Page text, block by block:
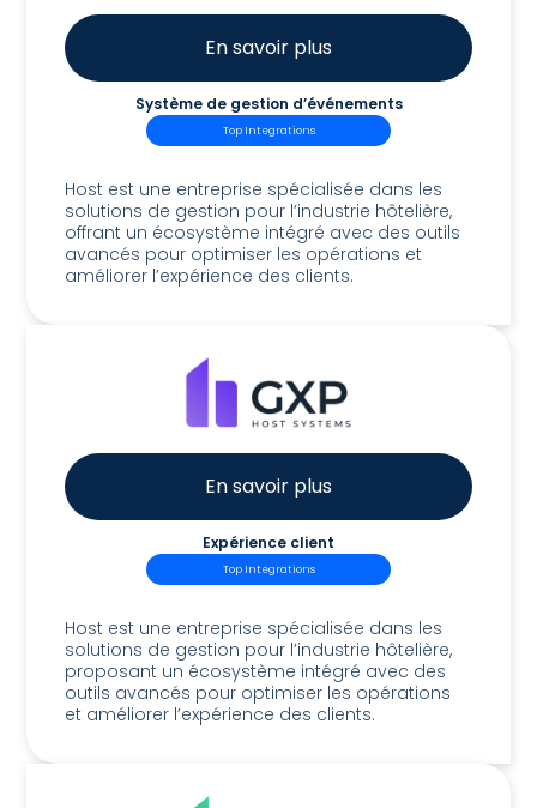
En savoir plus
Système de gestion d’événements
Top Integrations
Host est une entreprise spécialisée dans les
solutions de gestion pour l’industrie hôtelière,
offrant un écosystème intégré avec des outils
avancés pour optimiser les opérations et
améliorer l’expérience des clients.
En savoir plus
Expérience client
Top Integrations
Host est une entreprise spécialisée dans les
solutions de gestion pour l’industrie hôtelière,
proposant un écosystème intégré avec des
outils avancés pour optimiser les opérations
et améliorer l’expérience des clients.